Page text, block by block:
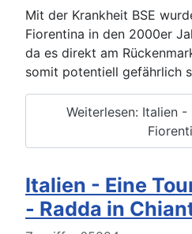
Mit der Krankheit BSE
Fiorentina in den 2000er
da es direkt am
somit potentiell gefährlich
Weiterlesen: Italien
Italien - Eine
- Radda in